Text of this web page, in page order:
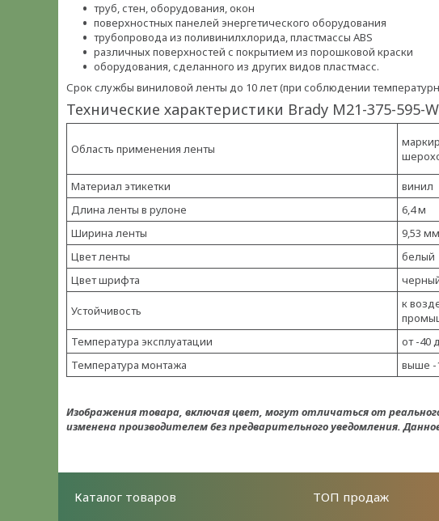
труб, стен, оборудования, окон
поверхностных панелей энергетического оборудования
трубопровода из поливинилхлорида, пластмассы ABS
различных поверхностей с покрытием из порошковой краски
оборудования, сделанного из других видов пластмасс.
Срок службы виниловой ленты до 10 лет (при соблюдении
Технические характеристики Brady M21-375-595-
Область применения ленты
Материал этикетки
винил
Длина ленты в рулоне
6,4 м
Ширина ленты
9,53 мм
Цвет ленты
белый
Цвет шрифта
Устойчивость
к
Температура эксплуатации
от -40
Температура монтажа
выше -
Изображения товара, включая цвет, могут отличаться от
изменена производителем без предварительного уведомления.
Каталог товаров ТОП продаж